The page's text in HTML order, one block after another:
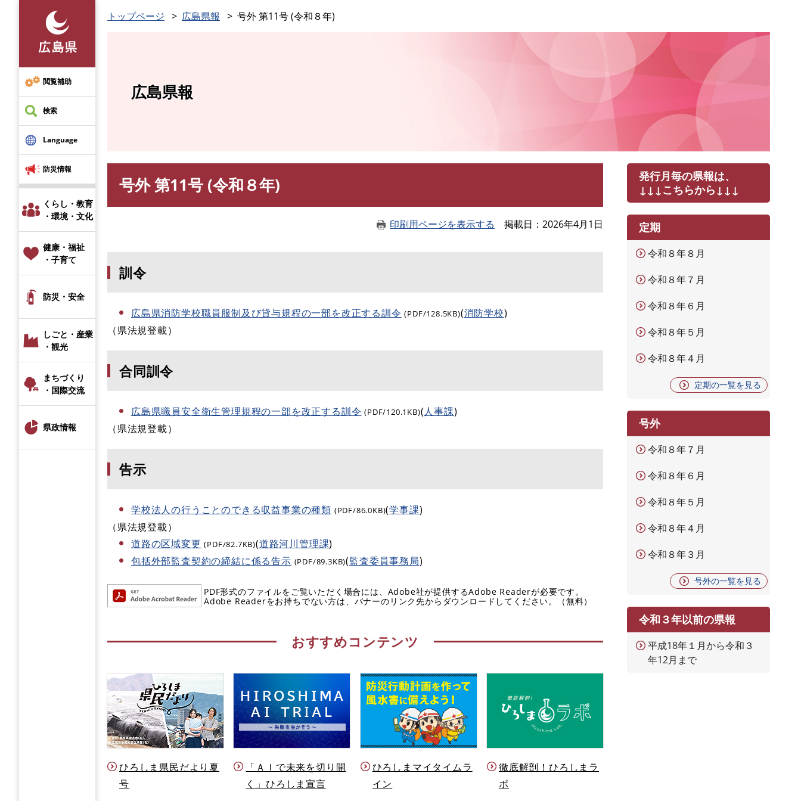
先
頭
で
す
閲覧補助
検索
Language
防災情報
くらし・教育
・環境・文化
健康・福祉
・子育て
防災・安全
しごと・産業
・観光
まちづくり
・国際交流
県政情報
トップページ 広島県報 号外 第11号 (令和８年)
広島県報
号外 第11号 (令和８年)
印刷用ページを表示する 掲載日 2026年4月1日
訓令
広島県消防学校職員服制及び貸与規程の一部を改正する訓令 (PDF/128.5KB)(消防学校)
（県法規登載）
合同訓令
広島県職員安全衛生管理規程の一部を改正する訓令 (PDF/120.1KB)(人事課)
（県法規登載）
告示
学校法人の行うことのできる収益事業の種類 (PDF/86.0KB)(学事課)
（県法規登載）
道路の区域変更 (PDF/82.7KB)(道路河川管理課)
包括外部監査契約の締結に係る告示 (PDF/89.3KB)(監査委員事務局)
PDF形式のファイルをご覧いただく場合には、Adobe社が提供するAdobe Readerが必要です。
Adobe Readerをお持ちでない方は、バナーのリンク先からダウンロードしてください。（無料）
おすすめコンテンツ
ひろしま県民だより夏
号
「ＡＩで未来を切り開
く」ひろしま宣言
ひろしまマイタイムラ
イン
徹底解剖！ひろしまラ
ボ
発行月毎の県報は、
↓↓↓こちらから↓↓↓
定期
令和８年８月
令和８年７月
令和８年６月
令和８年５月
令和８年４月
定期の一覧を見る
号外
令和８年７月
令和８年６月
令和８年５月
令和８年４月
令和８年３月
号外の一覧を見る
令和３年以前の県報
平成18年１月から令和３
年12月まで